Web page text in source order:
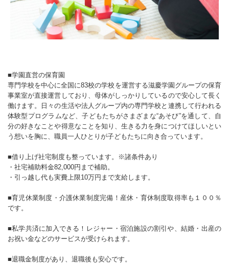
■学園直営の保育園
専門学校を中心に全国に83校の学校を運営する滋慶学園グループの保育
事業室が直接運営しており、母体がしっかりしているので安心して長く
働けます。日々の生活や法人グループ内の専門学校と連携して行われる
体験型プログラムなど、子どもたちがさまざまな“あそび”を通して、自
分の好きなことや得意なことを知り、生きる力を身につけてほしいとい
う想いを胸に、職員一人ひとりが子どもたちに向き合っています。
■借り上げ社宅制度も整っています。※諸条件あり
・社宅補助料金82,000円まで補助。
・引っ越し代も実費上限10万円まで支給します。
■育児休業制度・介護休業制度完備！産休・育休制度取得率も１００％
です。
■私学共済に加入できる！レジャー・宿泊施設の割引や、結婚・出産の
お祝い金などのサービスが受けられます。
■退職金制度があり、退職後も安心です。